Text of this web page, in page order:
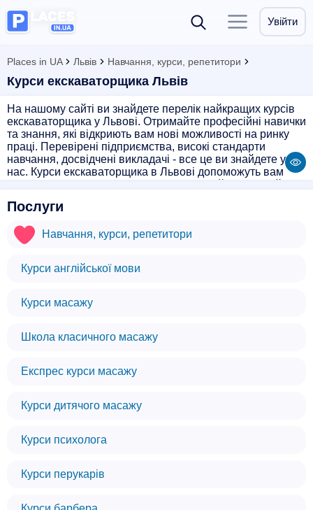
Увійти
Places in UA Львів Навчання, курси, репетитори
Курси екскаваторщика Львів
На нашому сайті ви знайдете перелік найкращих курсів
екскаваторщика у Львові. Отримайте професійні навички
та знання, які відкриють вам нові можливості на ринку
праці. Перевірені підприємства, високі стандарти
навчання, досвідчені викладачі - все це ви знайдете у
нас. Курси екскаваторщика в Львові допоможуть вам
успіх - наша мета!
Послуги
Навчання, курси, репетитори
Курси англійської мови
Курси масажу
Школа класичного масажу
Експрес курси масажу
Курси дитячого масажу
Курси психолога
Курси перукарів